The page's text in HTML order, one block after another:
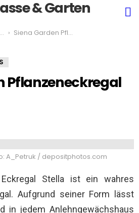
Siena Garden Pflanzeneckregal Stella
Pflanzeneckregal
A_Petruk / depositphotos.com
Stella ist ein wahres
Aufgrund seiner Form lässt
in jedem Anlehngewächshaus